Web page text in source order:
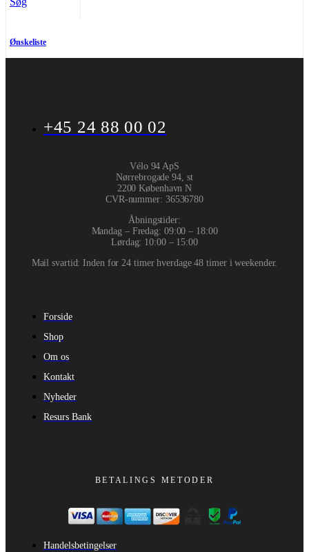
Ønskeliste
+45 24 88 00 02
Vélo 94 ApS
Nørrebrogade 94, st
2200 København N
CVR-nummer: 36536780
Åbningstider:
Mandag – Fredag: 09:00 – 18:00
Lørdag: 10:00 – 15:00
Mail svartid: Inden for 24 timer hverdage 48 timer i weekender.
Forside
Shop
Om os
Kontakt
Nyheder
Resurs Bank
BETALINGS METODER
Handelsbetingelser